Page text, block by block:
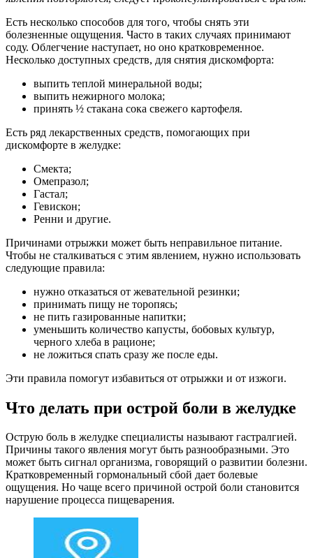
Есть несколько способов для того, чтобы снять эти
болезненные ощущения. Часто в таких случаях принимают
соду. Облегчение наступает, но оно кратковременное.
Несколько доступных средств, для снятия дискомфорта:
выпить теплой минеральной воды;
выпить нежирного молока;
принять ½ стакана сока свежего картофеля.
Есть ряд лекарственных средств, помогающих при
дискомфорте в желудке:
Смекта;
Омепразол;
Гастал;
Гевискон;
Ренни и другие.
Причинами отрыжки может быть неправильное питание.
Чтобы не сталкиваться с этим явлением, нужно использовать
следующие правила:
нужно отказаться от жевательной резинки;
принимать пищу не торопясь;
не пить газированные напитки;
уменьшить количество капусты, бобовых культур,
черного хлеба в рационе;
не ложиться спать сразу же после еды.
Эти правила помогут избавиться от отрыжки и от изжоги.
Что делать при острой боли в желудке
Острую боль в желудке специалисты называют гастралгией.
Причины такого явления могут быть разнообразными. Это
может быть сигнал организма, говорящий о развитии болезни.
Кратковременный гормональный сбой дает болевые
ощущения. Но чаще всего причиной острой боли становится
нарушение процесса пищеварения.